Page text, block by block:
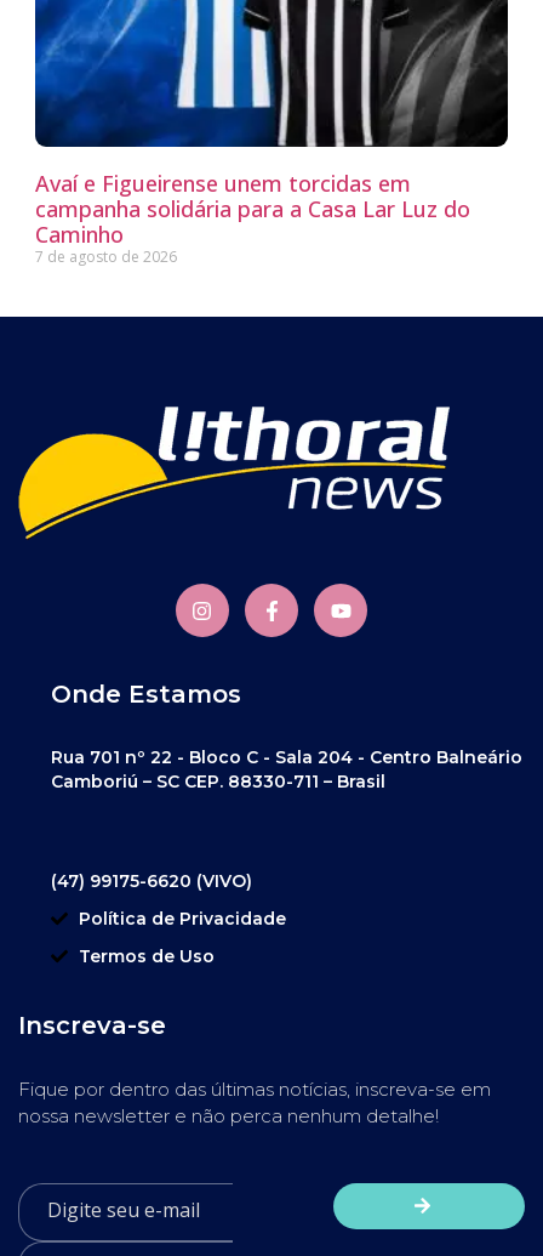
Avaí e Figueirense unem torcidas em
campanha solidária para a Casa Lar Luz do
Caminho
7 de agosto de 2026
Onde Estamos
Rua 701 nº 22 - Bloco C - Sala 204 - Centro Balneário
Camboriú – SC CEP. 88330-711 – Brasil
(47) 99175-6620 (VIVO)
Política de Privacidade
Termos de Uso
Inscreva-se
Fique por dentro das últimas notícias, inscreva-se em
nossa newsletter e não perca nenhum detalhe!